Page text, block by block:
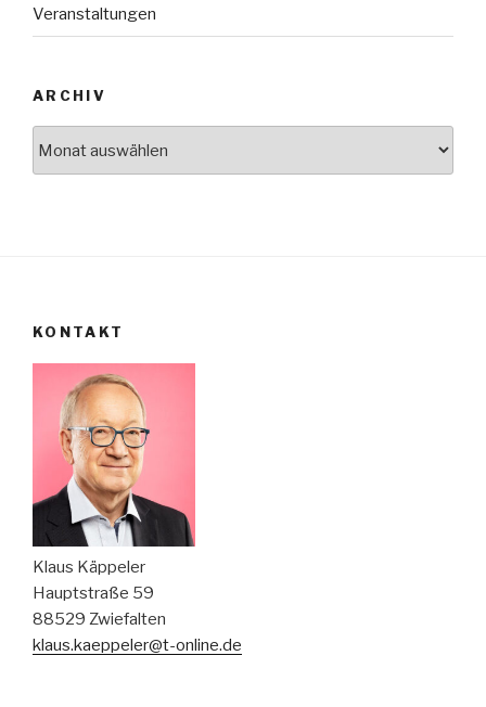
Veranstaltungen
ARCHIV
KONTAKT
Klaus Käppeler
Hauptstraße 59
88529 Zwiefalten
klaus.kaeppeler@t-online.de